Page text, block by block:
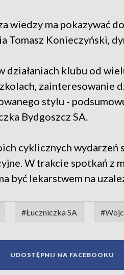
wiedzy ma pokazywać
Tomasz Konieczyński,
działaniach klubu od
zainteresowanie
stylu -
Bydgoszcz SA.
cyklicznych
W trakcie spotkań z
być lekarstwem na
#Łuczniczka SA
UDOSTĘPNIJ NA FACEBOOKU